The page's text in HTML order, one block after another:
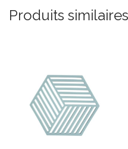
Produits similaires